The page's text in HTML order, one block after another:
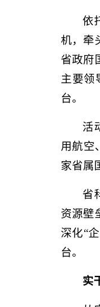
依
机，牵
省政府
主要领
台。
活
用航空
家省属
省
资源壁
深化“
台。
实